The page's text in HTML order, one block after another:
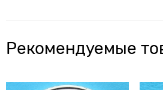
Рекомендуемые